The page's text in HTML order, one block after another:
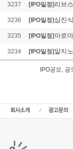
3237 [IPO일정] 리브
3236 [IPO일정]삼진
3235 [IPO일정] 아로
3234 [IPO일정] 알지
IPO공모,